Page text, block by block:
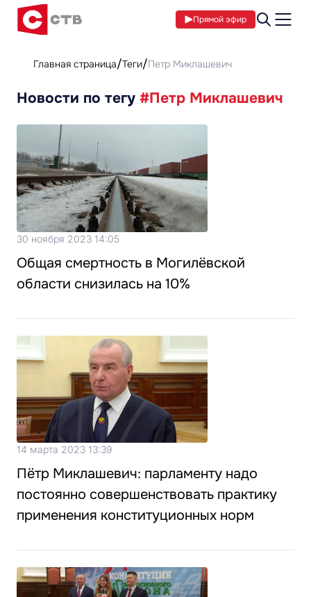
Прямой эфир
Главная страница Теги Петр Миклашевич
Новости по тегу #Петр Миклашевич
30 ноября 2023 14:05
Общая смертность в Могилёвской
области снизилась на 10%
14 марта 2023 13:39
Пётр Миклашевич: парламенту надо
постоянно совершенствовать практику
применения конституционных норм